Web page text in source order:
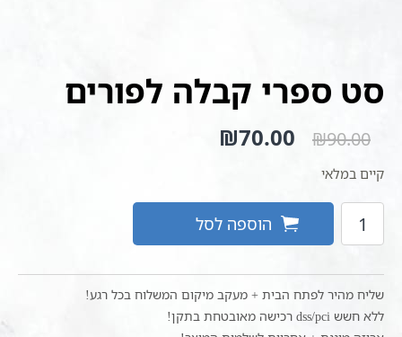
סט ספרי קבלה לפורים
₪90.00
המחיר
המקורי
₪70.00
קיים במלאי
סט
ספרי
קבלה
לפורים
הוספה לסל
שליח מהיר לפתח הבית + מעקב מיקום המשלוח בכל רגע!
ללא חשש dss/pci רכישה מאובטחת בתקן!